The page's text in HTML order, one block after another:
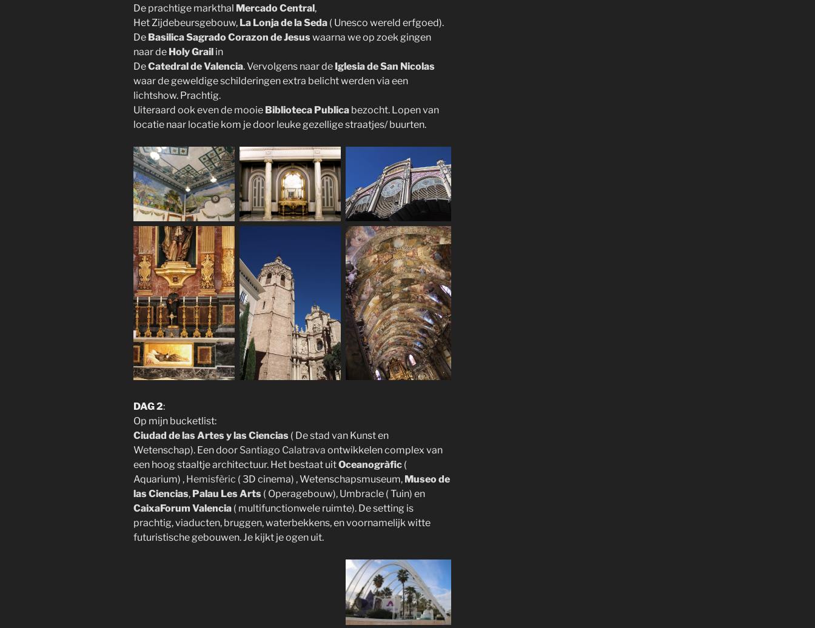
De prachtige markthal Mercado Central,
Het Zijdebeursgebouw, La Lonja de la Seda ( Unesco wereld erfgoed).
De Basilica Sagrado Corazon de Jesuswaarna we op zoek gingen
naar de Holy Grail in
DeCatedral de Valencia. Vervolgens naar de Iglesia de San Nicolas
waar de geweldige schilderingen extra belicht werden via een
lichtshow. Prachtig.
Uiteraard ook even de mooie Biblioteca Publica bezocht. Lopen van
locatie naar locatie kom je door leuke gezellige straatjes/ buurten.
DAG 2:
Op mijn bucketlist:
Ciudad de las Artes y las Ciencias ( De stad van Kunst en
Wetenschap). Een door Santiago Calatrava ontwikkelen complex van
een hoog staaltje architectuur. Het bestaat uitOceanogràfic (
Aquarium) , Hemisfèric ( 3D cinema) , Wetenschapsmuseum, Museo de
las Ciencias, Palau Les Arts ( Operagebouw), Umbracle ( Tuin) en
CaixaForum Valencia ( multifunctionwele ruimte). De setting is
prachtig, viaducten, bruggen, waterbekkens, en voornamelijk witte
futuristische gebouwen. Je kijkt je ogen uit.